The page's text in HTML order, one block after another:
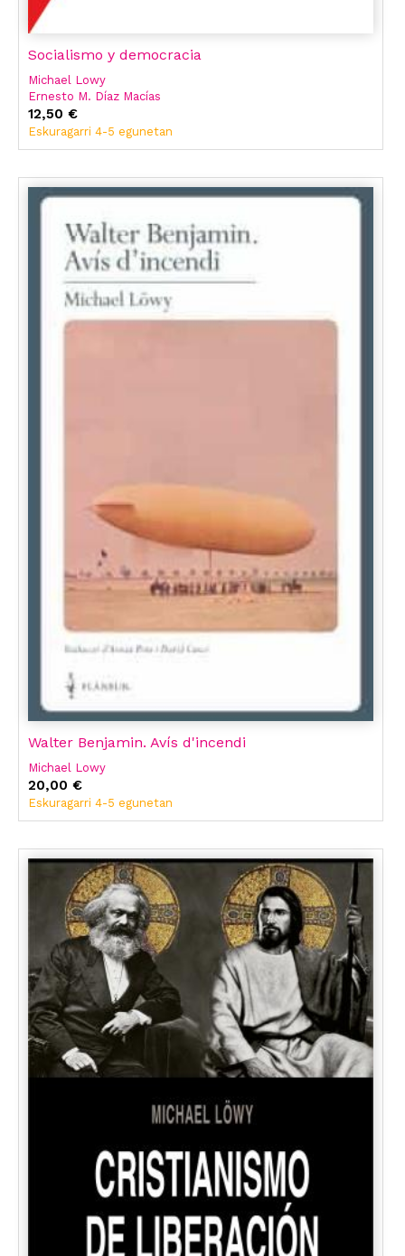
Socialismo y democracia
Michael Lowy
Ernesto M. Díaz Macías
12,50 €
Eskuragarri 4-5 egunetan
Walter Benjamin. Avís d'incendi
Michael Lowy
20,00 €
Eskuragarri 4-5 egunetan